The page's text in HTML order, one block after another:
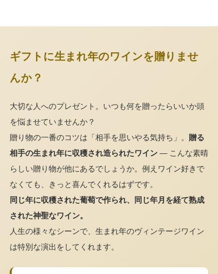
ギフトに生まれ年のワインを贈りませ
んか？
大切な人へのプレゼント。いつも何を贈ったらいいか頭
を悩ませていませんか？
贈り物の一番のコツは「相手を思いやる気持ち」。 贈る
相手の生まれ年に収穫され造られたワイン — こんな素晴
らしい贈り物が他にあるでしょうか。例えワイン好きで
なくても、きっと喜んでくれるはずです。
同じ年に収穫された葡萄で作られ、同じ年月を経て熟成
された神聖なワイン。
人生の様々なシーンで、生まれ年のヴィンテージワイン
は特別な演出をしてくれます。